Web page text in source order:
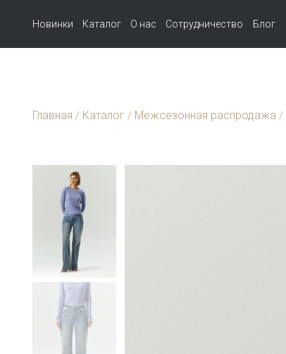
Новинки Каталог О нас Сотрудничество Блог
Главная / Каталог / Межсезонная распродажа /